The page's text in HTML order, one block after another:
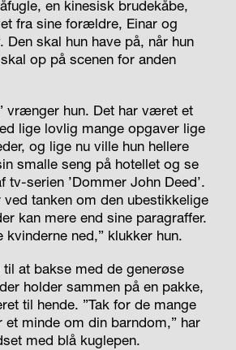
en kinesisk brudekåbe,
fra sine forældre, Einar og
Den skal hun have på, når hun
op på scenen for anden
vrænger hun. Det har været et
lige lovlig mange opgaver lige
og lige nu ville hun hellere
smalle seng på hotellet og se
tv-serien ’Dommer John Deed’.
tanken om den ubestikkelige
kan mere end sine paragraffer.
kvinderne ned,” klukker hun.
at bakse med de generøse
holder sammen på en pakke,
til hende. ”Tak for de mange
et minde om din barndom,” har
med blå kuglepen.